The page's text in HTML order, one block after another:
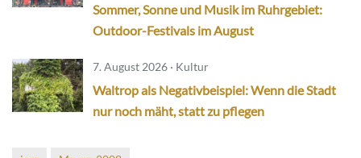
Sommer, Sonne und Musik im Ruhrgebiet:
Outdoor-Festivals im August
7. August 2026 · Kultur
Waltrop als Negativbeispiel: Wenn die Stadt
nur noch mäht, statt zu pflegen